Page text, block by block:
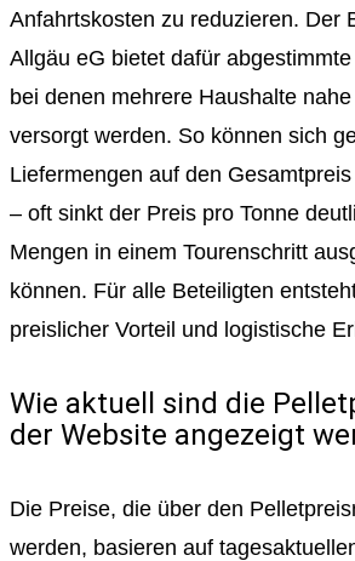
Anfahrtskosten zu reduzieren. Der
Allgäu eG bietet dafür
bei denen mehrere Haushalte
versorgt werden. So können sich
Liefermengen auf den
– oft sinkt der Preis pro Tonne
Mengen in einem Tourenschritt
können. Für alle Beteiligten
preislicher Vorteil und logistische
Wie aktuell sind die
der Website angezeigt
Die Preise, die über den
werden, basieren auf